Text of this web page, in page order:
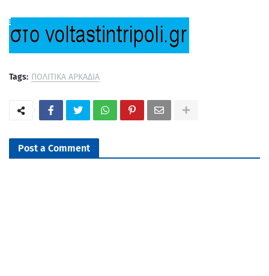
Tags: ΠΟΛΙΤΙΚΑ ΑΡΚΑΔΙΑ
Post a Comment